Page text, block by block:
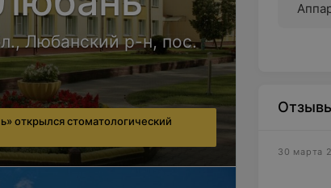
30 марта
Любанский р-н, пос.
открылся стоматологический